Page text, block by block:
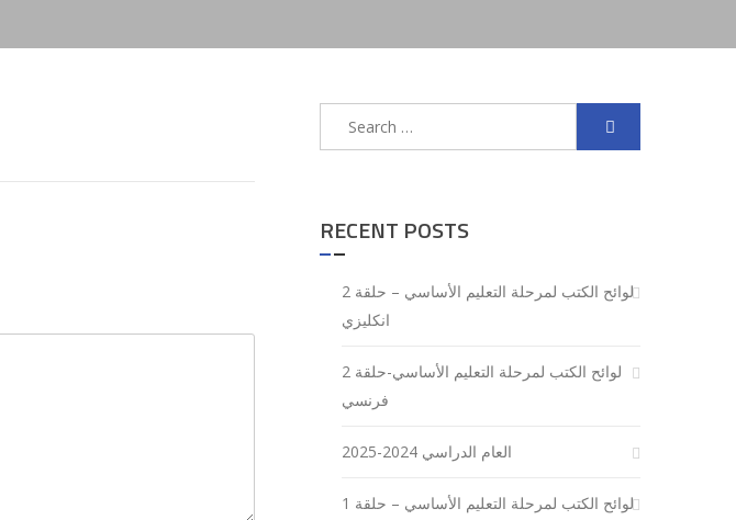
RECENT POSTS
لوائح الكتب لمرحلة التعليم الأساسي – حلقة 2
انكليزي
لوائح الكتب لمرحلة التعليم الأساسي-حلقة 2
فرنسي
العام الدراسي 2024-2025
لوائح الكتب لمرحلة التعليم الأساسي – حلقة 1